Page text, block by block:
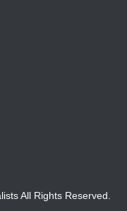
All Rights Reserved.